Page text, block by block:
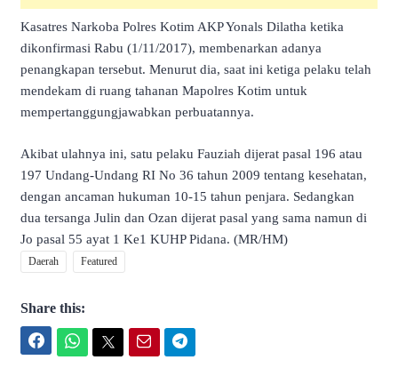
Kasatres Narkoba Polres Kotim AKP Yonals Dilatha ketika
dikonfirmasi Rabu (1/11/2017), membenarkan adanya
penangkapan tersebut. Menurut dia, saat ini ketiga pelaku telah
mendekam di ruang tahanan Mapolres Kotim untuk
mempertanggungjawabkan perbuatannya.
Akibat ulahnya ini, satu pelaku Fauziah dijerat pasal 196 atau
197 Undang-Undang RI No 36 tahun 2009 tentang kesehatan,
dengan ancaman hukuman 10-15 tahun penjara. Sedangkan
dua tersanga Julin dan Ozan dijerat pasal yang sama namun di
Jo pasal 55 ayat 1 Ke1 KUHP Pidana. (MR/HM)
Daerah Featured
Share this: